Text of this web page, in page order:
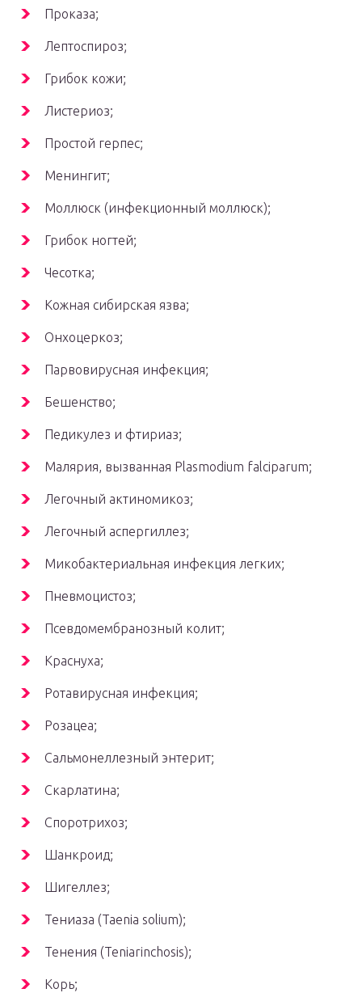
Проказа;
Лептоспироз;
Грибок кожи;
Листериоз;
Простой герпес;
Менингит;
Моллюск (инфекционный моллюск);
Грибок ногтей;
Чесотка;
Кожная сибирская язва;
Онхоцеркоз;
Парвовирусная инфекция;
Бешенство;
Педикулез и фтириаз;
Малярия, вызванная Plasmodium falciparum;
Легочный актиномикоз;
Легочный аспергиллез;
Микобактериальная инфекция легких;
Пневмоцистоз;
Псевдомембранозный колит;
Краснуха;
Ротавирусная инфекция;
Розацеа;
Сальмонеллезный энтерит;
Скарлатина;
Споротрихоз;
Шанкроид;
Шигеллез;
Тениаза (Taenia solium);
Тенения (Teniarinchosis);
Корь;